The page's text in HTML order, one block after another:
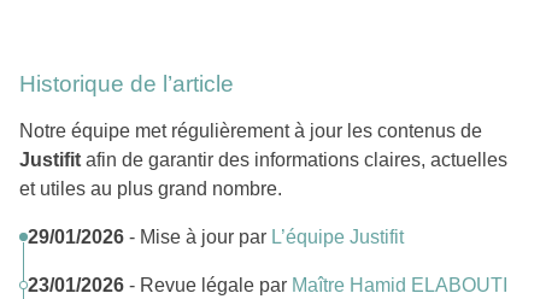
Historique de l’article
Notre équipe met régulièrement à jour les contenus de
Justifit afin de garantir des informations claires, actuelles
et utiles au plus grand nombre.
29/01/2026 - Mise à jour par L’équipe Justifit
23/01/2026 - Revue légale par Maître Hamid ELABOUTI